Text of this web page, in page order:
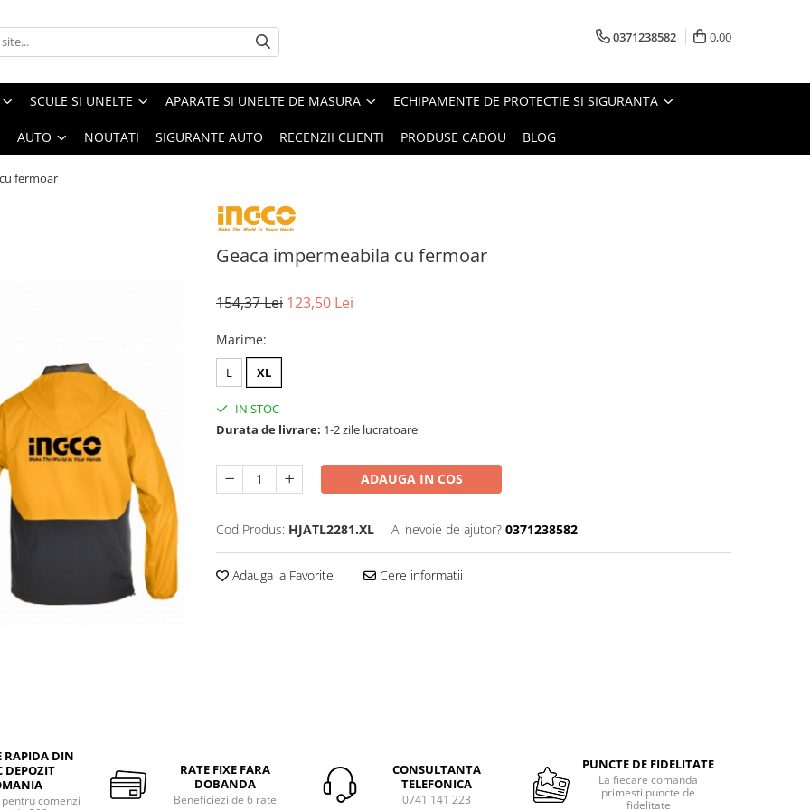
0371238582 0,00
SCULE SI UNELTE APARATE SI UNELTE DE MASURA ECHIPAMENTE DE PROTECTIE SI SIGURANTA
AUTO NOUTATI SIGURANTE AUTO RECENZII CLIENTI PRODUSE CADOU BLOG
fermoar
Geaca impermeabila cu fermoar
154,37 Lei 123,50 Lei
Marime:
L XL
IN STOC
Durata de livrare: 1-2 zile lucratoare
ADAUGA IN COS
Cod Produs: HJATL2281.XL Ai nevoie de ajutor? 0371238582
Adauga la Favorite Cere informatii
RAPIDA DIN
DEPOZIT
comenzi
RATE FIXE FARA
DOBANDA
Beneficiezi de 6 rate
CONSULTANTA
TELEFONICA
0741 141 223
PUNCTE DE FIDELITATE
La fiecare comanda
primesti puncte de
fidelitate